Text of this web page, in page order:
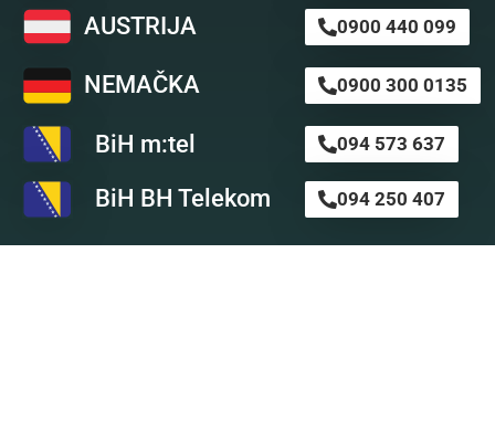
AUSTRIJA 0900 440 099
NEMAČKA 0900 300 0135
BiH m:tel 094 573 637
BiH BH Telekom 094 250 407